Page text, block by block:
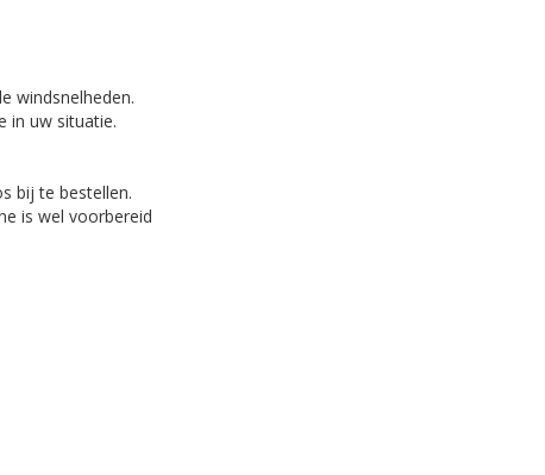
windsnelheden.
in uw situatie.
bij te bestellen.
is wel voorbereid